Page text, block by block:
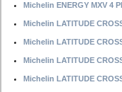
Michelin ENERGY MXV 4
Michelin LATITUDE
Michelin LATITUDE
Michelin LATITUDE
Michelin LATITUDE